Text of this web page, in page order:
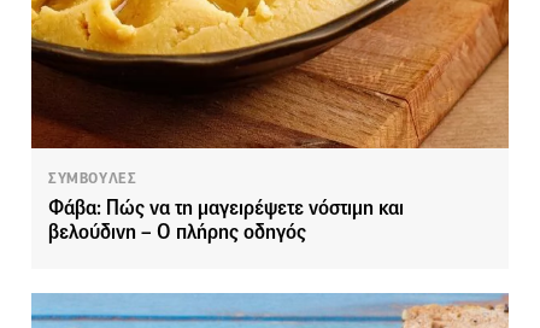
ΣΥΜΒΟΥΛΕΣ
Φάβα: Πώς να τη μαγειρέψετε νόστιμη και
βελούδινη – Ο πλήρης οδηγός